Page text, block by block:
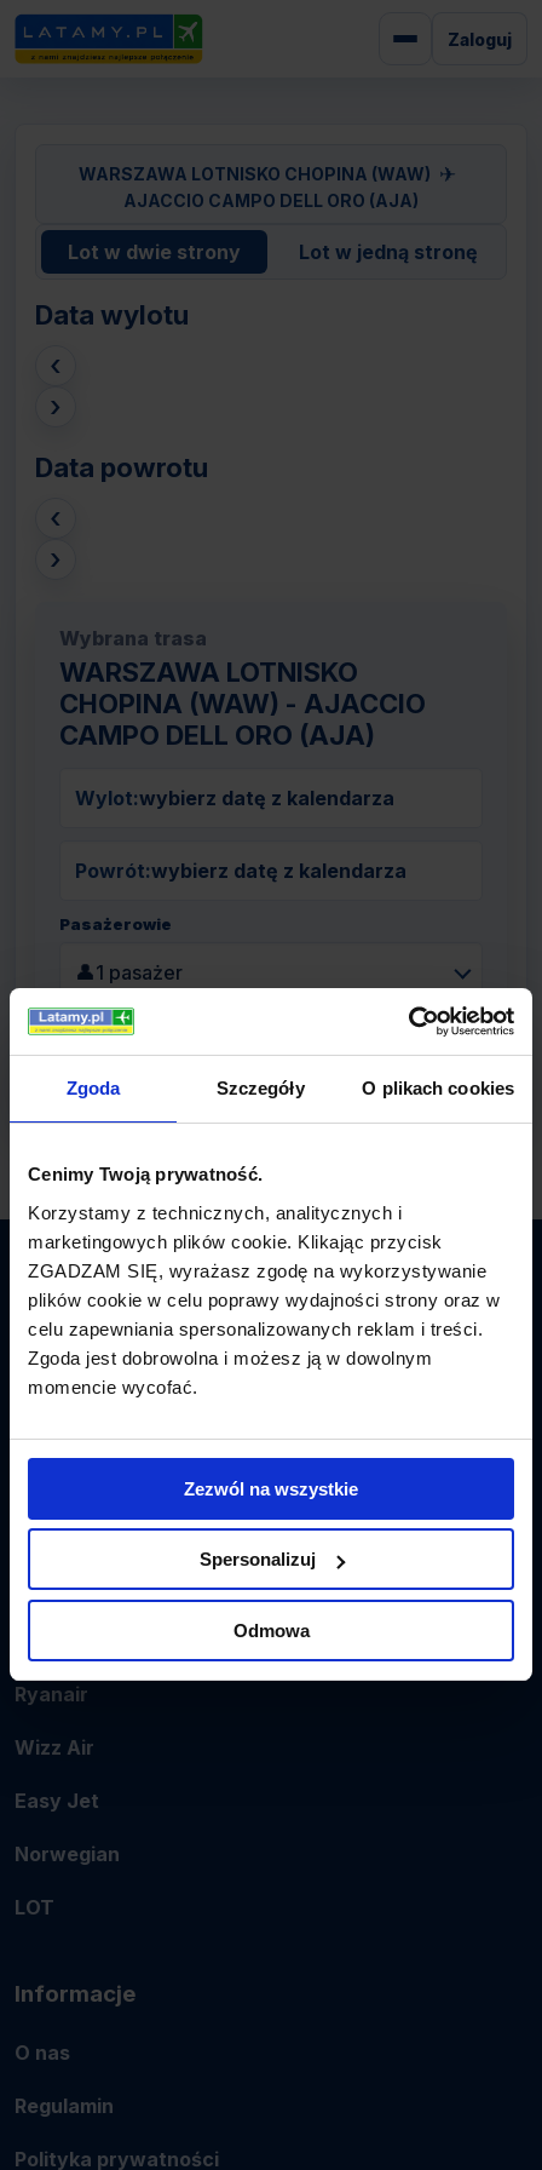
Zgoda Szczegóły O plikach cookies
Cenimy Twoją prywatność.
Korzystamy z technicznych, analitycznych i
marketingowych plików cookie. Klikając przycisk
ZGADZAM SIĘ, wyrażasz zgodę na wykorzystywanie
plików cookie w celu poprawy wydajności strony oraz w
celu zapewniania spersonalizowanych reklam i treści.
Zgoda jest dobrowolna i możesz ją w dowolnym
momencie wycofać.
Zezwól na wszystkie
Spersonalizuj
Odmowa
Zaloguj
WARSZAWA LOTNISKO CHOPINA (WAW) ✈
AJACCIO CAMPO DELL ORO (AJA)
Lot w dwie strony Lot w jedną stronę
Data wylotu
‹
›
Data powrotu
‹
›
Wybrana trasa
WARSZAWA LOTNISKO
CHOPINA (WAW) - AJACCIO
CAMPO DELL ORO (AJA)
Wylot:wybierz datę z kalendarza
Powrót:wybierz datę z kalendarza
Pasażerowie
👤1 pasażer
Latamy.pl
Bilety lotnicze
Promocje
Linie lotnicze
Ryanair
Wizz Air
Easy Jet
Norwegian
LOT
Informacje
O nas
Regulamin
Polityka prywatności